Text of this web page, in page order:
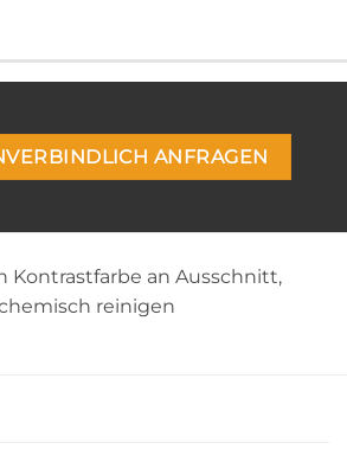
ANFRAGEN
Kontrastfarbe an Ausschnitt,
reinigen